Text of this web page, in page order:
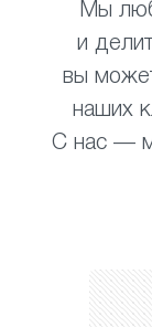
Мы
и
вы
наших
С нас —